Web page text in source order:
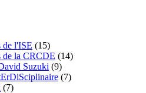
de l'ISE (15)
de la CRCDE (14)
Suzuki (9)
(7)
(7)